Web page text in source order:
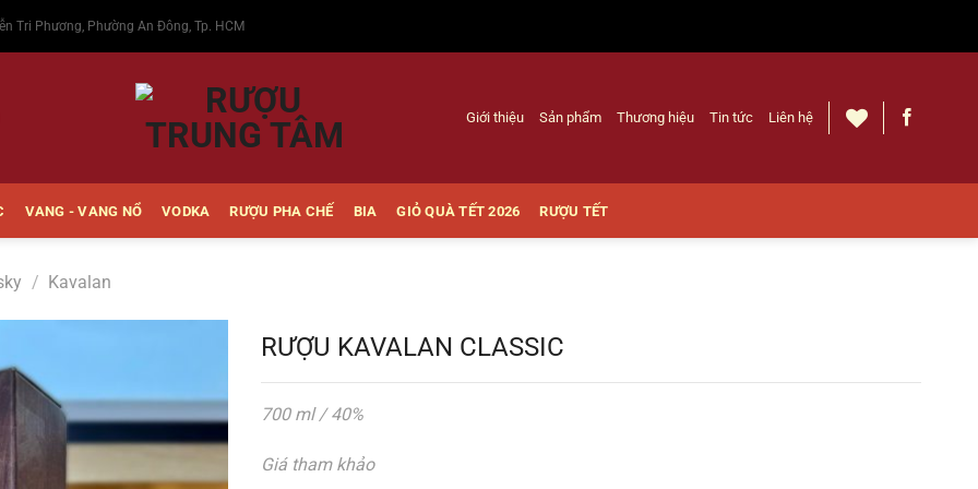
Tri Phương, Phường An Đông, Tp. HCM
Giới thiệu Sản phẩm Thương hiệu Tin tức Liên hệ
VANG - VANG NỔ VODKA RƯỢU PHA CHẾ BIA GIỎ QUÀ TẾT 2026 RƯỢU TẾT
/ Kavalan
vào
RƯỢU KAVALAN CLASSIC
700 ml / 40%
Giá tham khảo